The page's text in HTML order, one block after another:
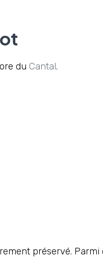
du Cantal.
préservé.